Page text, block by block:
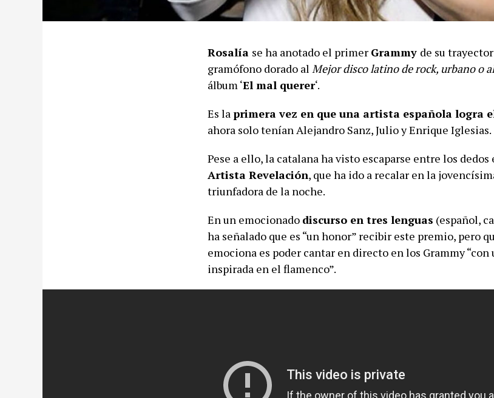
Rosalía se ha anotado el primer Grammy de su
gramófono dorado al Mejor disco latino de rock, urbano o
álbum ‘El mal querer‘.
Es la primera vez en que una artista española logra
ahora solo tenían Alejandro Sanz, Julio y Enrique Iglesias.
Pese a ello, la catalana ha visto escaparse entre los dedos
Artista Revelación, que ha ido a recalar en la
triunfadora de la noche.
En un emocionado discurso en tres lenguas (español,
ha señalado que es “un honor” recibir este premio, pero
emociona es poder cantar en directo en los Grammy “con
inspirada en el flamenco”.